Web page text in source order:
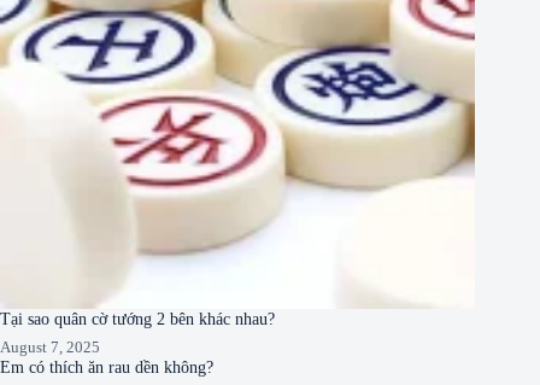
Tại sao quân cờ tướng 2 bên khác nhau?
August 7, 2025
Em có thích ăn rau dền không?